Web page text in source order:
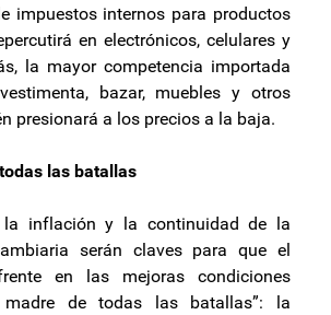
impuestos internos para productos
en electrónicos, celulares y
la mayor competencia importada
bazar, muebles y otros
presionará a los precios a la baja.
las batallas
inflación y la continuidad de la
serán claves para que el
en las mejoras condiciones
madre de todas las batallas”: la